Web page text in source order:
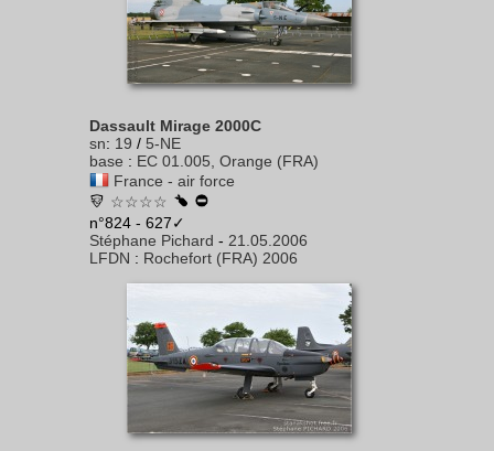
Dassault Mirage 2000C
sn: 19 / 5-NE
base : EC 01.005, Orange (FRA)
France - air force
☆☆☆☆
n°824 - 627✓
Stéphane Pichard - 21.05.2006
LFDN : Rochefort (FRA) 2006